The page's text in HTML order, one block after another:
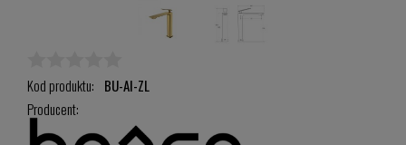
Kod produktu: BU-AI-ZL
Producent: